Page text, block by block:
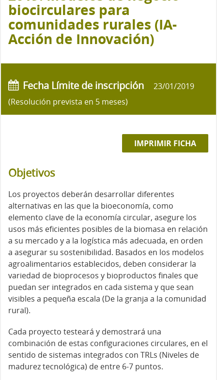
biocirculares para
comunidades rurales (IA-
Acción de Innovación)
Fecha Límite de inscripción
23/01/2019
(Resolución prevista en 5 meses)
IMPRIMIR FICHA
Objetivos
Los proyectos deberán desarrollar diferentes
alternativas en las que la bioeconomía, como
elemento clave de la economía circular, asegure los
usos más eficientes posibles de la biomasa en relación
a su mercado y a la logística más adecuada, en orden
a asegurar su sostenibilidad. Basados en los modelos
agroalimentarios establecidos, deben considerar la
variedad de bioprocesos y bioproductos finales que
puedan ser integrados en cada sistema y que sean
visibles a pequeña escala (De la granja a la comunidad
rural).
Cada proyecto testeará y demostrará una
combinación de estas configuraciones circulares, en el
sentido de sistemas integrados con TRLs (Niveles de
madurez tecnológica) de entre 6-7 puntos.